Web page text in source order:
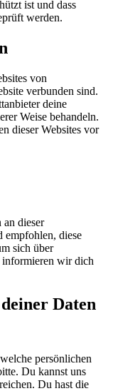
ist und dass
werden.
von
verbunden sind.
deine
Weise behandeln.
dieser Websites vor
an dieser
empfohlen, diese
sich über
informieren wir dich
Daten
persönlichen
Du kannst uns
Du hast die